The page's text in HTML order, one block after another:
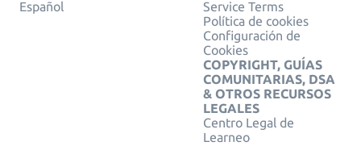
Español
Service Terms
Política de cookies
Configuración de
Cookies
COPYRIGHT, GUÍAS
COMUNITARIAS, DSA
& OTROS RECURSOS
LEGALES
Centro Legal de
Learneo